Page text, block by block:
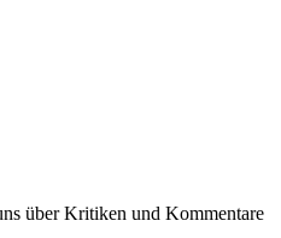
über Kritiken und Kommentare